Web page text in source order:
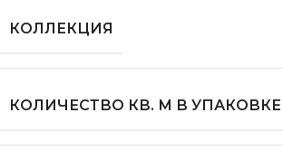
КОЛЛЕКЦИЯ
КОЛИЧЕСТВО КВ. М В УПАКОВКЕ